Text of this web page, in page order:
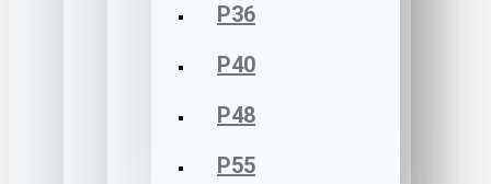
Р36
Р40
Р48
Р55